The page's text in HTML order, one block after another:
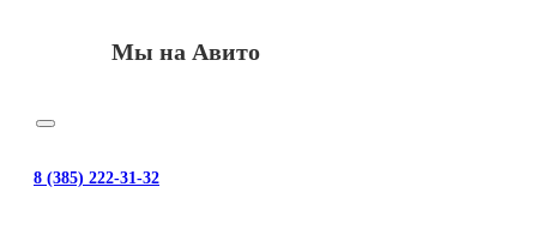
Мы на Авито
8 (385) 222-31-32